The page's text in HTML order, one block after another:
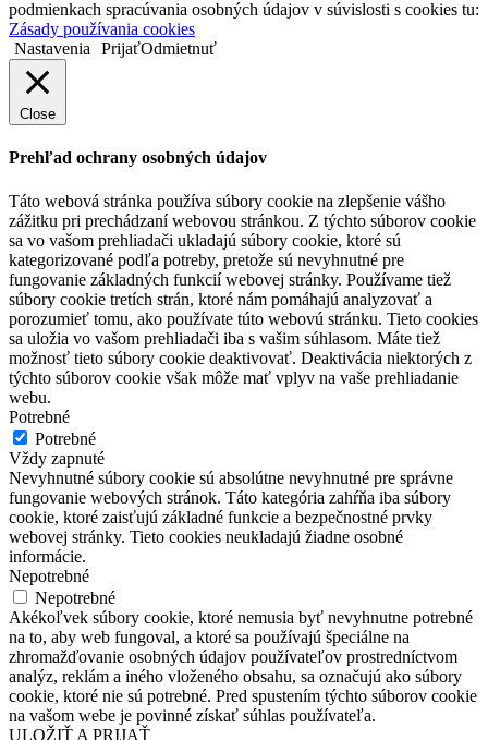
podmienkach spracúvania osobných údajov v súvislosti s cookies tu:
Zásady používania cookies
Nastavenia
PrijaťOdmietnuť
Close
Prehľad ochrany osobných údajov
Táto webová stránka používa súbory cookie na zlepšenie vášho
zážitku pri prechádzaní webovou stránkou. Z týchto súborov cookie
sa vo vašom prehliadači ukladajú súbory cookie, ktoré sú
kategorizované podľa potreby, pretože sú nevyhnutné pre
fungovanie základných funkcií webovej stránky. Používame tiež
súbory cookie tretích strán, ktoré nám pomáhajú analyzovať a
porozumieť tomu, ako používate túto webovú stránku. Tieto cookies
sa uložia vo vašom prehliadači iba s vašim súhlasom. Máte tiež
možnosť tieto súbory cookie deaktivovať. Deaktivácia niektorých z
týchto súborov cookie však môže mať vplyv na vaše prehliadanie
webu.
Potrebné
Potrebné
Vždy zapnuté
Nevyhnutné súbory cookie sú absolútne nevyhnutné pre správne
fungovanie webových stránok. Táto kategória zahŕňa iba súbory
cookie, ktoré zaisťujú základné funkcie a bezpečnostné prvky
webovej stránky. Tieto cookies neukladajú žiadne osobné
informácie.
Nepotrebné
Nepotrebné
Akékoľvek súbory cookie, ktoré nemusia byť nevyhnutne potrebné
na to, aby web fungoval, a ktoré sa používajú špeciálne na
zhromažďovanie osobných údajov používateľov prostredníctvom
analýz, reklám a iného vloženého obsahu, sa označujú ako súbory
cookie, ktoré nie sú potrebné. Pred spustením týchto súborov cookie
na vašom webe je povinné získať súhlas používateľa.
ULOŽIŤ A PRIJAŤ